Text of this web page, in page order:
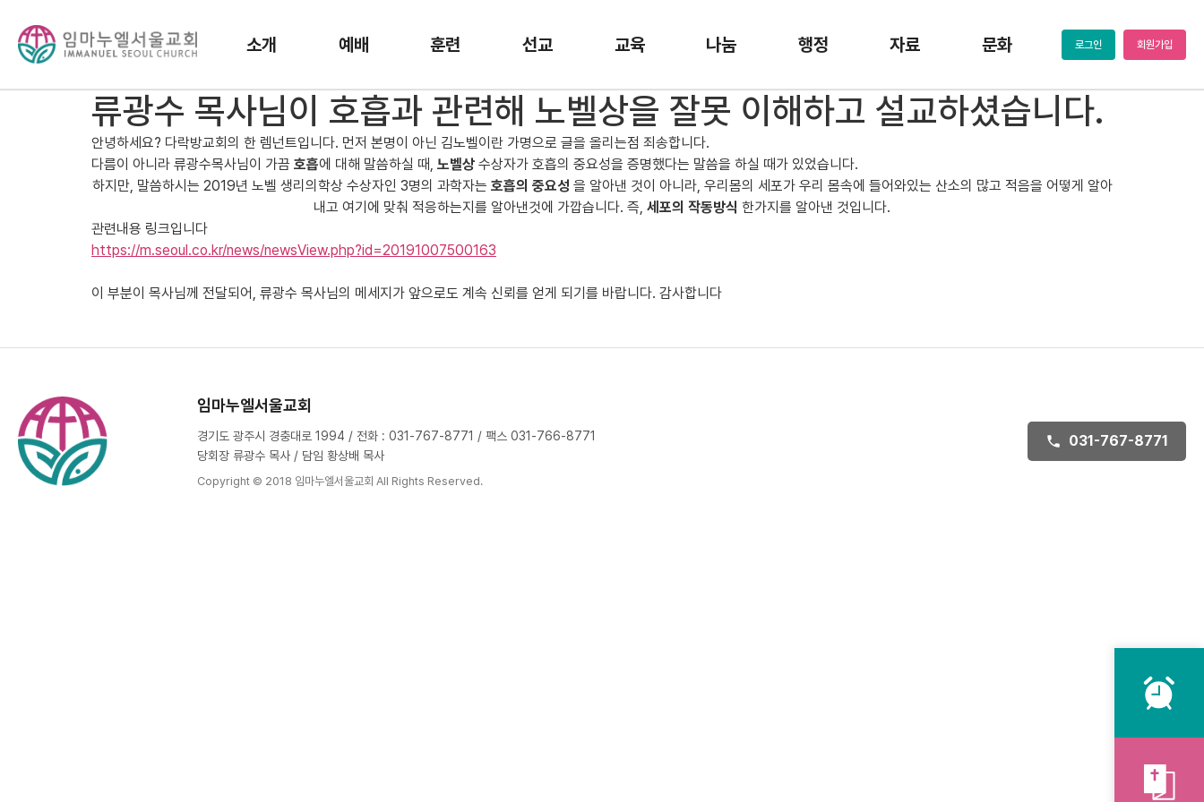
소개 예배 훈련 선교 교육 나눔 행정 자료 문화 로그인 회원가입
류광수 목사님이 호흡과 관련해 노벨상을 잘못 이해하고 설교하셨습니다.
안녕하세요? 다락방교회의 한 렘넌트입니다. 먼저 본명이 아닌 김노벨이란 가명으로 글을 올리는점 죄송합니다.
다름이 아니라 류광수목사님이 가끔 호흡에 대해 말씀하실 때, 노벨상 수상자가 호흡의 중요성을 증명했다는 말씀을 하실 때가 있었습니다.
하지만, 말씀하시는 2019년 노벨 생리의학상 수상자인 3명의 과학자는 호흡의 중요성 을 알아낸 것이 아니라, 우리몸의 세포가 우리 몸속에 들어와있는 산소의 많고 적음을 어떻게 알아
내고 여기에 맞춰 적응하는지를 알아낸것에 가깝습니다. 즉, 세포의 작동방식 한가지를 알아낸 것입니다.
관련내용 링크입니다
https://m.seoul.co.kr/news/newsView.php?id=20191007500163
이 부분이 목사님께 전달되어, 류광수 목사님의 메세지가 앞으로도 계속 신뢰를 얻게 되기를 바랍니다. 감사합니다
임마누엘서울교회
경기도 광주시 경충대로 1994 / 전화 : 031-767-8771 / 팩스 031-766-8771
당회장 류광수 목사 / 담임 황상배 목사
Copyright © 2018 임마누엘서울교회 All Rights Reserved.
031-767-8771